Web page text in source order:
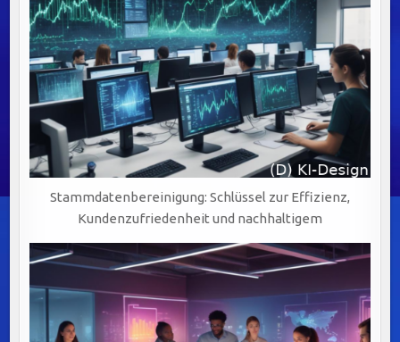
Stammdatenbereinigung: Schlüssel zur Effizienz,
Kundenzufriedenheit und nachhaltigem